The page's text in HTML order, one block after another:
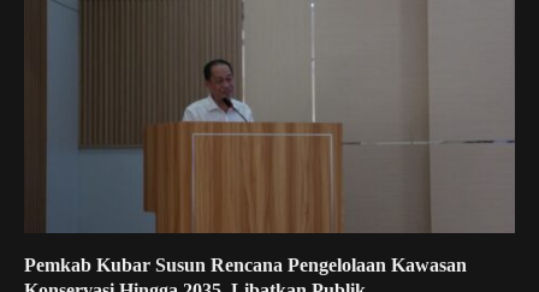
Pemkab Kubar Susun Rencana Pengelolaan Kawasan